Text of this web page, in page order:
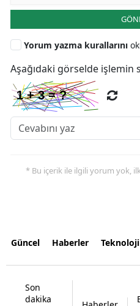
Yorum yazma kurallarını
Aşağıdaki görselde işlemin
* Bu içerik ile ilgili yorum yok,
Güncel Haberler Teknoloji
Son
dakika